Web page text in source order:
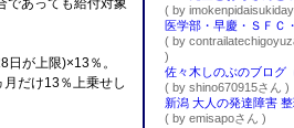
( by
( by
)
( by shino670915さん )
( by emisapoさん )
であっても給付対象
が上限)×13％。
だけ13％上乗せし